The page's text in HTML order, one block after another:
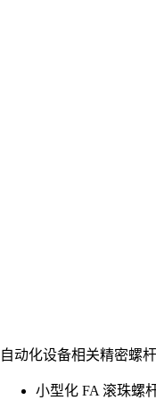
自动化设备相关精密螺
小型化 FA 滚珠螺